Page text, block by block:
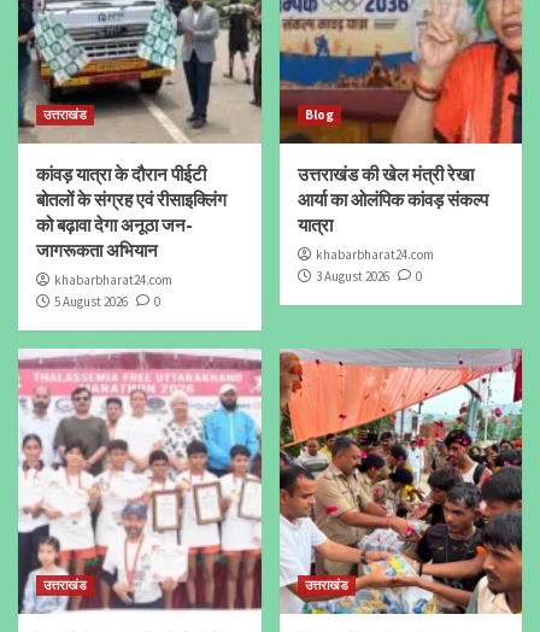
उत्तराखंड
कांवड़ यात्रा के दौरान पीईटी
बोतलों के संग्रह एवं रीसाइक्लिंग
को बढ़ावा देगा अनूठा जन-
जागरूकता अभियान
khabarbharat24.com
5 August 2026
0
Blog
उत्तराखंड की खेल मंत्री रेखा
आर्या का ओलंपिक कांवड़ संकल्प
यात्रा
khabarbharat24.com
3 August 2026
0
उत्तराखंड उत्तराखंड